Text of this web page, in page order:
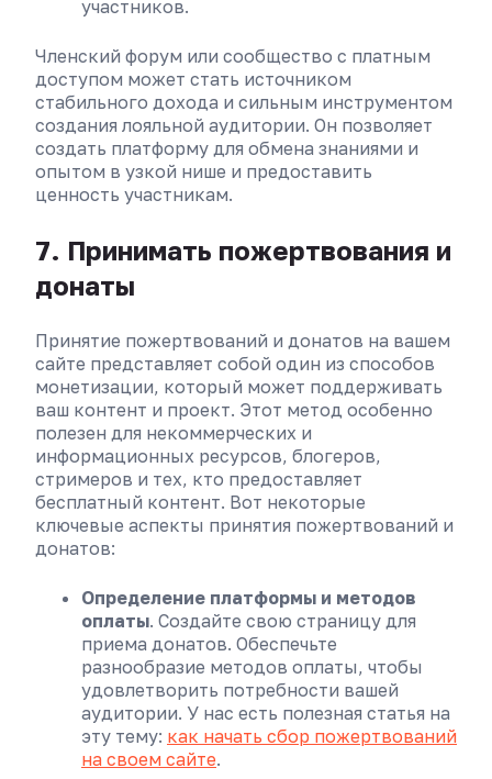
участников.
Членский форум или сообщество с платным
доступом может стать источником
стабильного дохода и сильным инструментом
создания лояльной аудитории. Он позволяет
создать платформу для обмена знаниями и
опытом в узкой нише и предоставить
ценность участникам.
7. Принимать пожертвования и
донаты
Принятие пожертвований и донатов на вашем
сайте представляет собой один из способов
монетизации, который может поддерживать
ваш контент и проект. Этот метод особенно
полезен для некоммерческих и
информационных ресурсов, блогеров,
стримеров и тех, кто предоставляет
бесплатный контент. Вот некоторые
ключевые аспекты принятия пожертвований и
донатов:
Определение платформы и методов
оплаты. Создайте свою страницу для
приема донатов. Обеспечьте
разнообразие методов оплаты, чтобы
удовлетворить потребности вашей
аудитории. У нас есть полезная статья на
эту тему: как начать сбор пожертвований
на своем сайте.